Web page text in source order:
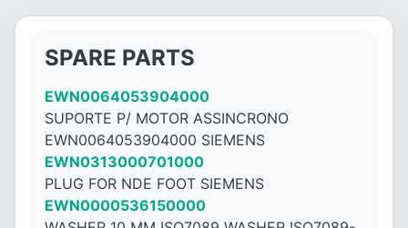
SPARE PARTS
EWN0064053904000
SUPORTE P/ MOTOR ASSINCRONO
EWN0064053904000 SIEMENS
EWN0313000701000
PLUG FOR NDE FOOT SIEMENS
EWN0000536150000